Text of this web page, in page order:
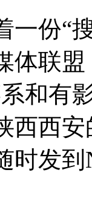
一份“
体联
和有
西西
时发